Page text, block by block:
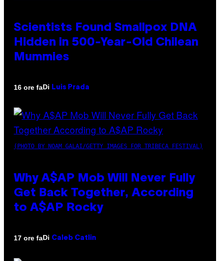
Scientists Found Smallpox DNA
Hidden in 500-Year-Old Chilean
Mummies
16 ore faDi Luis Prada
(PHOTO BY NOAM GALAI/GETTY IMAGES FOR TRIBECA FESTIVAL)
Why A$AP Mob Will Never Fully
Get Back Together, According
to A$AP Rocky
17 ore faDi Caleb Catlin